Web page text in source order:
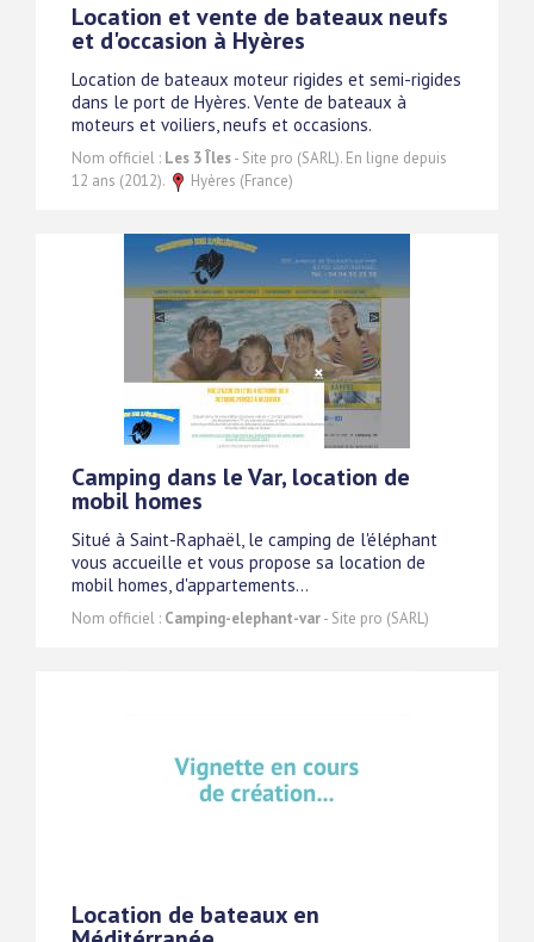
Location et vente de bateaux neufs
et d'occasion à Hyères
Location de bateaux moteur rigides et semi-rigides
dans le port de Hyères. Vente de bateaux à
moteurs et voiliers, neufs et occasions.
Nom officiel : Les 3 Îles- Site pro (SARL). En ligne depuis
12 ans (2012).
Hyères (France)
Camping dans le Var, location de
mobil homes
Situé à Saint-Raphaël, le camping de l'éléphant
vous accueille et vous propose sa location de
mobil homes, d'appartements...
Nom officiel : Camping-elephant-var- Site pro (SARL)
Location de bateaux en